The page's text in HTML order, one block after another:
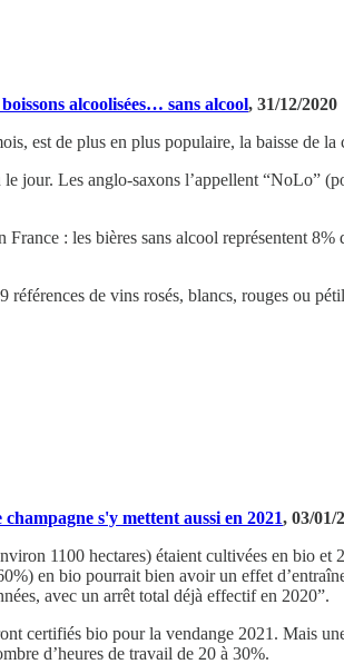
alcoolisées… sans alcool, 31/12/2020
est de plus en plus populaire, la baisse de
jour. Les anglo-saxons l’appellent “NoLo”
: les bières sans alcool représentent
références de vins rosés, blancs, rouges ou
s'y mettent aussi en 2021, 03/01/
1100 hectares) étaient cultivées en bio
en bio pourrait bien avoir un effet
avec un arrêt total déjà effectif en 2020”.
certifiés bio pour la vendange 2021. Mais
d’heures de travail de 20 à 30%.